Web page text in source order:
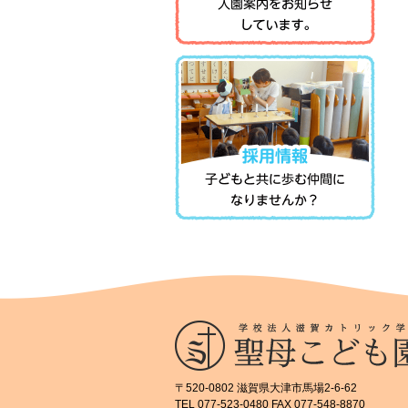
〒520-0802 滋賀県大津市馬場2-6-62
TEL 077-523-0480 FAX 077-548-8870